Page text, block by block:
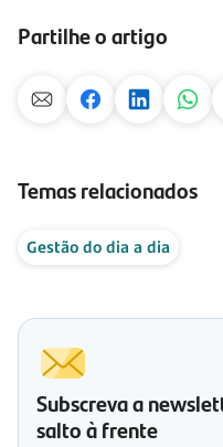
Partilhe o artigo
Temas relacionados
Gestão do dia a dia
Subscreva a
salto à frente